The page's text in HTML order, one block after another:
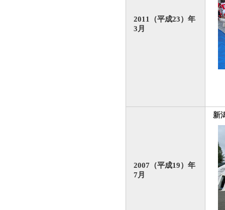
2011（平成23）年
3月
2007（平成19）年
7月
新